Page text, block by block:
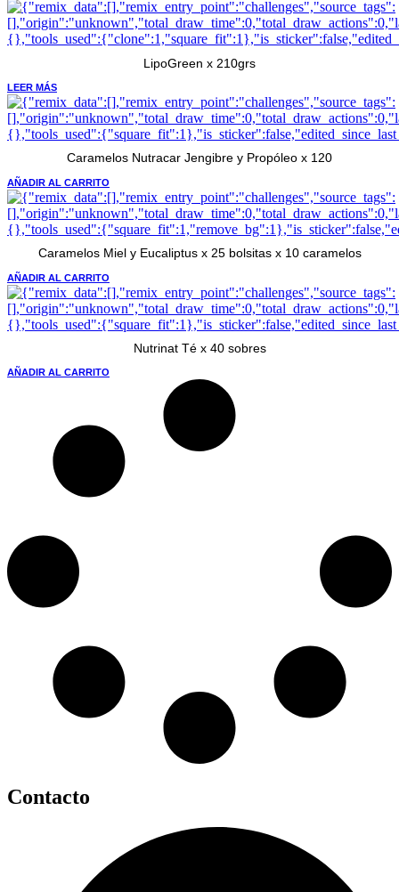
LipoGreen x 210grs
LEER MÁS
Caramelos Nutracar Jengibre y Propóleo x 120
AÑADIR AL CARRITO
Caramelos Miel y Eucaliptus x 25 bolsitas x 10 caramelos
AÑADIR AL CARRITO
Nutrinat Té x 40 sobres
AÑADIR AL CARRITO
Contacto